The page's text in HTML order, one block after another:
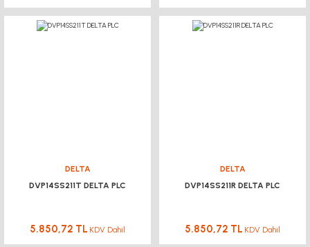
DELTA
DVP14SS211T DELTA PLC
5.850,72 TL KDV Dahil
DELTA
DVP14SS211R DELTA PLC
5.850,72 TL KDV Dahil